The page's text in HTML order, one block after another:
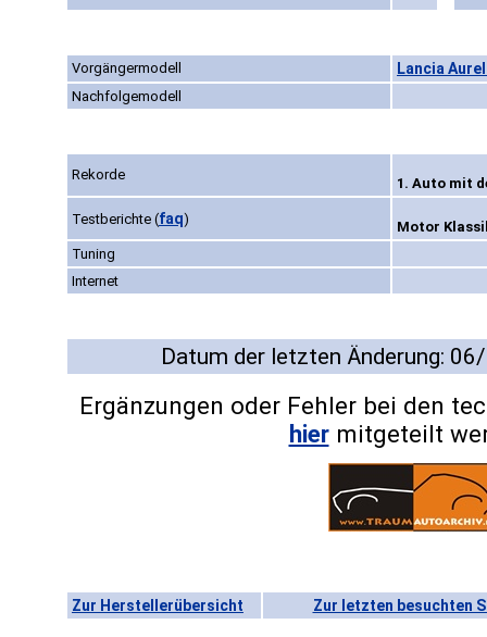
Vorgängermodell Lancia
Nachfolgemodell
Rekorde
1. Auto mit
Testberichte (faq)
Motor
Tuning
Internet
Datum der letzten Änderung:
Ergänzungen oder Fehler bei den
hiermitgeteilt
Zur Herstellerübersicht Zur letzten besuchten